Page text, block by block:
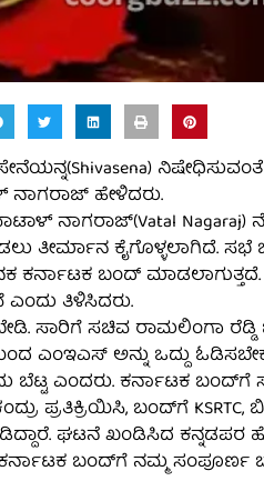
ನಾಗರಾಜ್ ಹೇಳಿದರು.
ನಾಗರಾಜ್(Vatal Nagaraj)
ತೀರ್ಮಾನ ಕೈಗೊಳ್ಳಲಾಗಿದೆ.
ಕರ್ನಾಟಕ ಬಂದ್
ತಿಳಿಸಿದರು.
ಸಾರಿಗೆ ಸಚಿವ ರಾಮಲಿಂಗಾ
ಎಂಇಎಸ್ ಅನ್ನು ಒದ್ದು
ಬೆಟ್ಟ ಎಂದರು. ಕರ್ನಾಟಕ
ಪ್ರತಿಕ್ರಿಯಿಸಿ, ಬಂದ್​ಗೆ
ಘಟನೆ ಖಂಡಿಸಿದ
ಬಂದ್​​ಗೆ ನಮ್ಮ ಸಂಪೂರ್ಣ